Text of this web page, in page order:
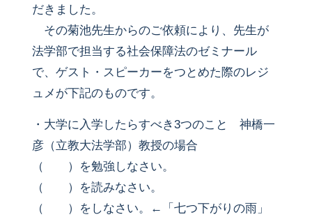
だきました。
その菊池先生からのご依頼により、先生が
法学部で担当する社会保障法のゼミナール
で、ゲスト・スピーカーをつとめた際のレジ
ュメが下記のものです。
・大学に入学したらすべき3つのこと 神橋一
彦（立教大法学部）教授の場合
（ ）を勉強しなさい。
（ ）を読みなさい。
（ ）をしなさい。←「七つ下がりの雨」